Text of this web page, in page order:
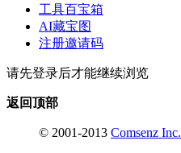
工具百宝箱
AI藏宝图
注册邀请码
请先登录后才能继续浏览
返回顶部
© 2001-2013 Comsenz Inc.